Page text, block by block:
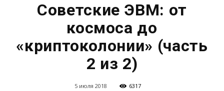
Советские ЭВМ: от
космоса до
«криптоколонии» (часть
2 из 2)
5 июля 2018 6317